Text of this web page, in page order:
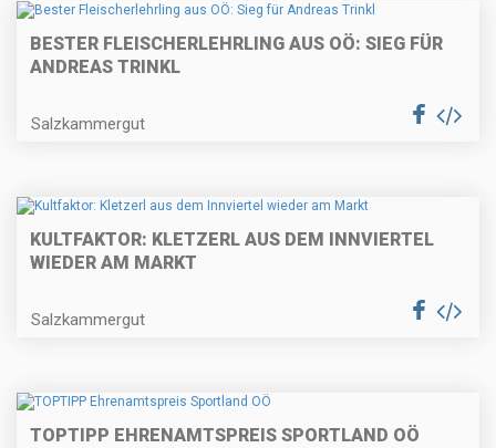
BESTER FLEISCHERLEHRLING AUS OÖ: SIEG FÜR
ANDREAS TRINKL
Salzkammergut
KULTFAKTOR: KLETZERL AUS DEM INNVIERTEL
WIEDER AM MARKT
Salzkammergut
TOPTIPP EHRENAMTSPREIS SPORTLAND OÖ